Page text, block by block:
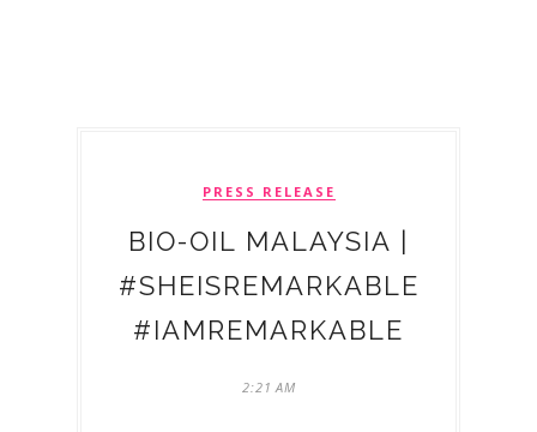
PRESS RELEASE
BIO-OIL MALAYSIA |
#SHEISREMARKABLE
#IAMREMARKABLE
2:21 AM